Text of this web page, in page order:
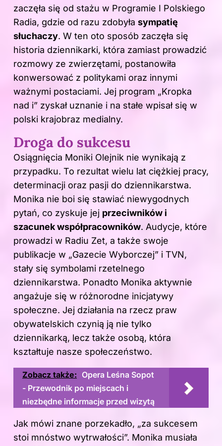
zaczęła się od stażu w Programie I Polskiego
Radia, gdzie od razu zdobyła sympatię
słuchaczy. W ten oto sposób zaczęła się
historia dziennikarki, która zamiast prowadzić
rozmowy ze zwierzętami, postanowiła
konwersować z politykami oraz innymi
ważnymi postaciami. Jej program „Kropka
nad i” zyskał uznanie i na stałe wpisał się w
polski krajobraz medialny.
Droga do sukcesu
Osiągnięcia Moniki Olejnik nie wynikają z
przypadku. To rezultat wielu lat ciężkiej pracy,
determinacji oraz pasji do dziennikarstwa.
Monika nie boi się stawiać niewygodnych
pytań, co zyskuje jej przeciwników i
szacunek współpracowników. Audycje, które
prowadzi w Radiu Zet, a także swoje
publikacje w „Gazecie Wyborczej” i TVN,
stały się symbolami rzetelnego
dziennikarstwa. Ponadto Monika aktywnie
angażuje się w różnorodne inicjatywy
społeczne. Jej działania na rzecz praw
obywatelskich czynią ją nie tylko
dziennikarką, lecz także osobą, która
kształtuje nasze społeczeństwo.
Zobacz także: Opera Leśna Sopot
- Przewodnik po miejscach i
niezbędne informacje przed wizytą
Jak mówi znane porzekadło, „za sukcesem
stoi mnóstwo wytrwałości”. Monika musiała